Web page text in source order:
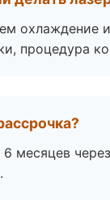
охлаждение и
процедура
6 месяцев